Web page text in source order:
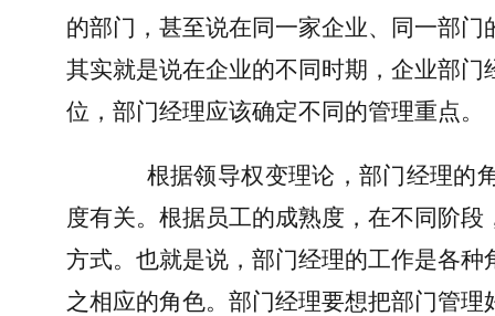
的部门，甚至说在同一家企业、同一部
其实就是说在企业的不同时期，企业部
位，部门经理应该确定不同的管理重点。
根据领导权变理论，部门经理的
度有关。根据员工的成熟度，在不同阶
方式。也就是说，部门经理的工作是各
之相应的角色。部门经理要想把部门管